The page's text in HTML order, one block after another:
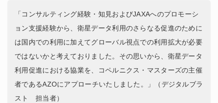
「コンサルティング経験・知見およびJAXAへのプロモーシ
ョン支援経験から、衛星データ利用のさらなる促進のために
は国内での利用に加えてグローバル視点での利用拡大が必要
ではないかと考えておりました。その思いから、衛星データ
利用促進における協業を、コペルニクス・マスターズの主催
者であるAZOにアプローチいたしました。」（デジタルブラ
スト 担当者）